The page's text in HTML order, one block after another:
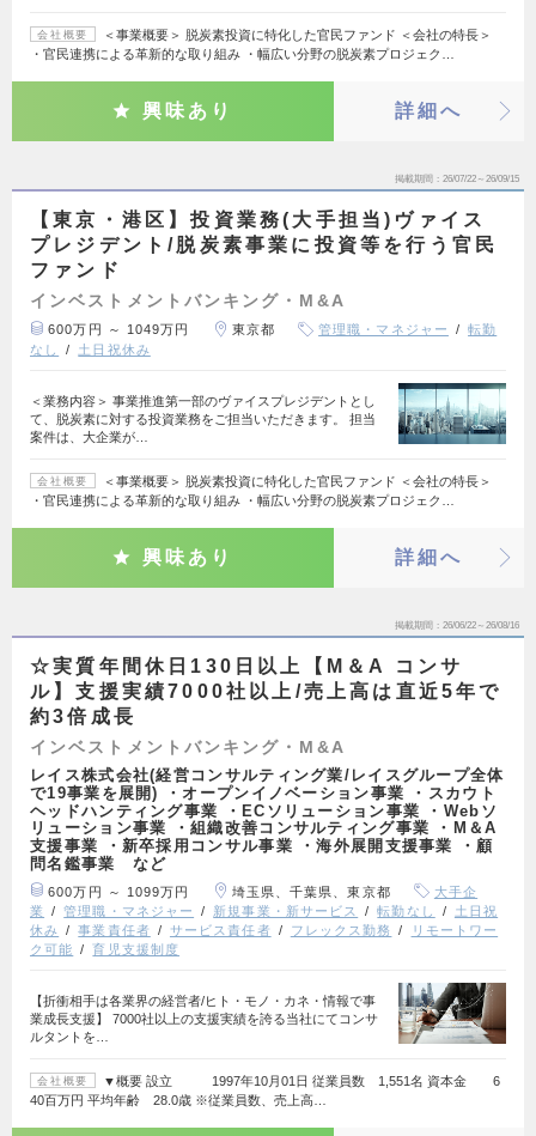
会社概要
＜事業概要＞ 脱炭素投資に特化した官民ファンド ＜会社の特長＞
・官民連携による革新的な取り組み ・幅広い分野の脱炭素プロジェク…
興味あり 詳細へ
掲載期間 26/07/22～26/09/15
【東京・港区】投資業務(大手担当)ヴァイス
プレジデント/脱炭素事業に投資等を行う官民
ファンド
インベストメントバンキング・M&A
600万円 ～ 1049万円 東京都 管理職・マネジャー
転勤
なし
土日祝休み
＜業務内容＞ 事業推進第一部のヴァイスプレジデントとし
て、脱炭素に対する投資業務をご担当いただきます。 担当
案件は、大企業が…
会社概要
＜事業概要＞ 脱炭素投資に特化した官民ファンド ＜会社の特長＞
・官民連携による革新的な取り組み ・幅広い分野の脱炭素プロジェク…
興味あり 詳細へ
掲載期間 26/06/22～26/08/16
☆実質年間休日130日以上【M＆A コンサ
ル】支援実績7000社以上/売上高は直近5年で
約3倍成長
インベストメントバンキング・M&A
レイス株式会社(経営コンサルティング業/レイスグループ全体
で19事業を展開) ・オープンイノベーション事業 ・スカウト
ヘッドハンティング事業 ・ECソリューション事業 ・Webソ
リューション事業 ・組織改善コンサルティング事業 ・M＆A
支援事業 ・新卒採用コンサル事業 ・海外展開支援事業 ・顧
問名鑑事業 など
600万円 ～ 1099万円 埼玉県、千葉県、東京都
大手企
業
管理職・マネジャー 新規事業・新サービス 転勤なし
土日祝
休み
事業責任者 サービス責任者 フレックス勤務
リモートワー
ク可能
育児支援制度
【折衝相手は各業界の経営者/ヒト・モノ・カネ・情報で事
業成長支援】 7000社以上の支援実績を誇る当社にてコンサ
ルタントを…
会社概要
▼概要 設立 1997年10月01日 従業員数 1,551名 資本金 6
40百万円 平均年齢 28.0歳 ※従業員数、売上高…